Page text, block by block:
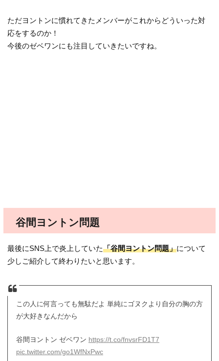
ただヨントンに慣れてきたメンバーがこれからどういった対
応をするのか！
今後のゼベワンにも注目していきたいですね。
谷間ヨントン問題
最後にSNS上で炎上していた「谷間ヨントン問題」について
少しご紹介して終わりたいと思います。
この人に何言っても無駄だよ 単純にゴヌクより自分の胸の方
が大好きなんだから
谷間ヨントン ゼベワン https://t.co/fnvsrFD1T7
pic.twitter.com/go1WfNxPwc